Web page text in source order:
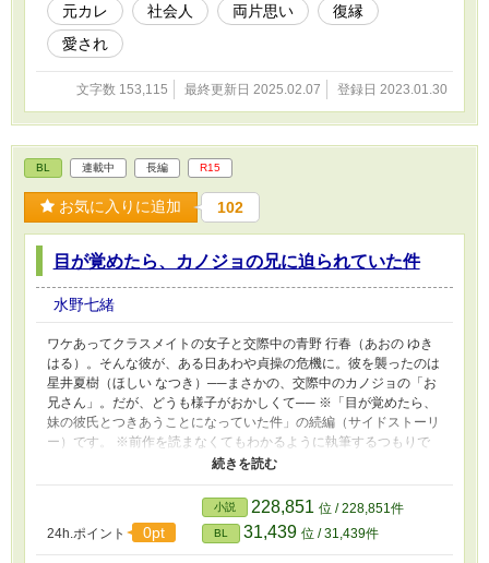
元カレ
社会人 両片思い
復縁
愛され
文字数 153,115 最終更新日 2025.02.07 登録日 2023.01.30
BL 連載中 長編 R15
お気に入りに追加 102
目が覚めたら、カノジョの兄に迫られていた件
水野七緒
ワケあってクラスメイトの女子と交際中の青野 行春（あおの ゆき
はる）。そんな彼が、ある日あわや貞操の危機に。彼を襲ったのは
星井夏樹（ほしい なつき）──まさかの、交際中のカノジョの「お
兄さん」。だが、どうも様子がおかしくて── ※「目が覚めたら、
妹の彼氏とつきあうことになっていた件」の続編（サイドストーリ
ー）です。 ※前作を読まなくてもわかるように執筆するつもりで
すが、前作も読んでいただけると有り難いです。 ※エンドは1種類
の予定ですが、２種類になるかもしれません。
24h.ポイント 0pt
小説 228,851 位 / 228,851件
BL 31,439 位 / 31,439件